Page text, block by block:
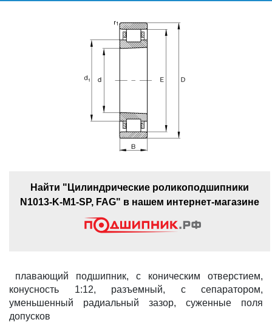
Найти "Цилиндрические роликоподшипники
N1013-K-M1-SP, FAG" в нашем интернет-магазине
плавающий подшипник, с коническим отверстием,
конусность 1:12, разъемный, с сепаратором,
уменьшенный радиальный зазор, суженные поля
допусков